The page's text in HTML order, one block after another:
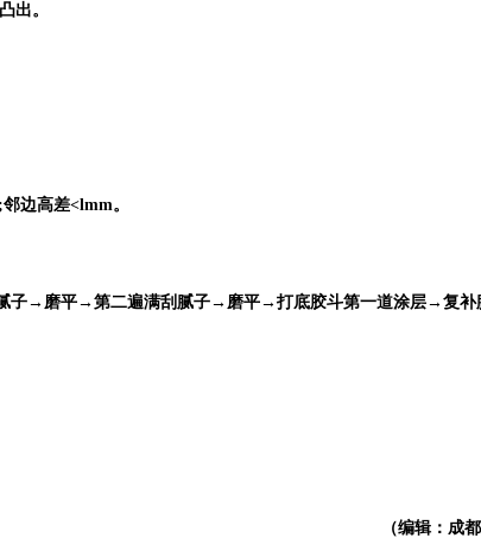
出。
边高差<lmm。
子→磨平→第二遍满刮腻子→磨平→打底胶斗第一道涂层→复
（编辑：成